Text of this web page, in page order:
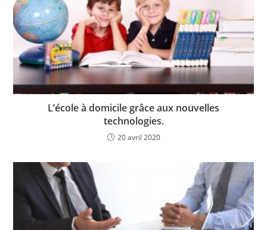
L’école à domicile grâce aux nouvelles
technologies.
20 avril 2020